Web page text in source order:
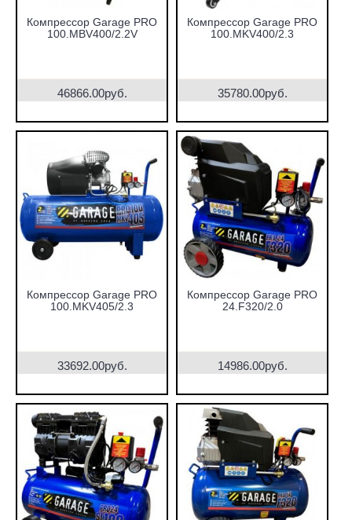
Компрессор Garage PRO
100.MBV400/2.2V
46866.00руб.
Компрессор Garage PRO
100.MKV400/2.3
35780.00руб.
Компрессор Garage PRO
100.MKV405/2.3
33692.00руб.
Компрессор Garage PRO
24.F320/2.0
14986.00руб.